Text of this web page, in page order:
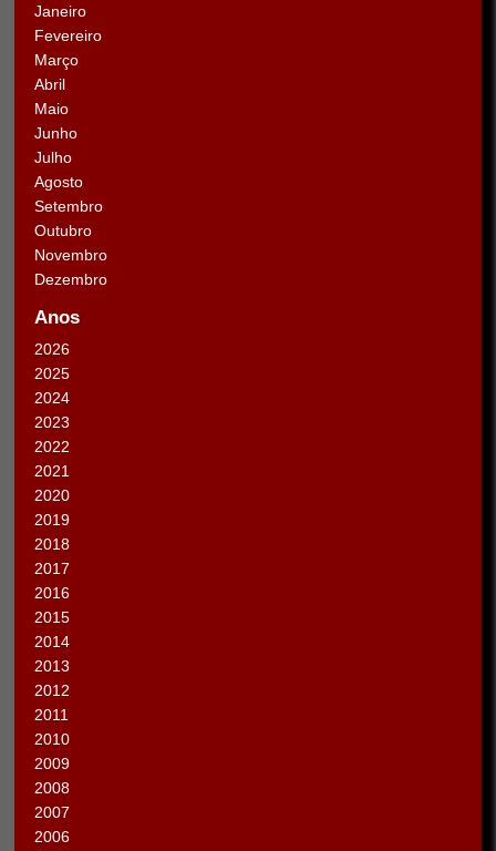
Janeiro
Fevereiro
Março
Abril
Maio
Junho
Julho
Agosto
Setembro
Outubro
Novembro
Dezembro
Anos
2026
2025
2024
2023
2022
2021
2020
2019
2018
2017
2016
2015
2014
2013
2012
2011
2010
2009
2008
2007
2006